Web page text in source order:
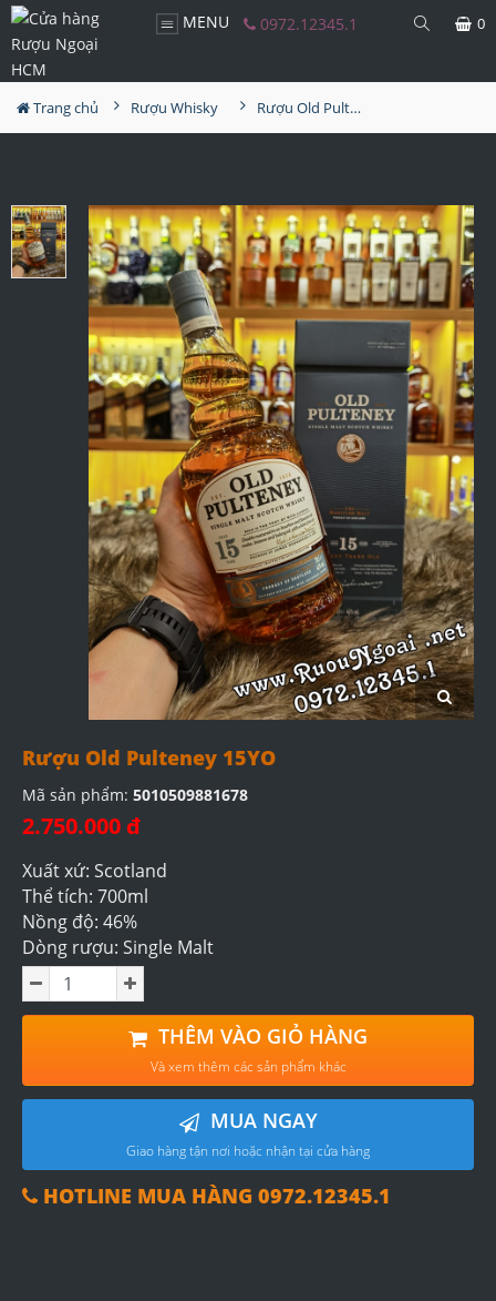
MENU 0972.12345.1 0
Trang chủ Rượu Whisky Rượu Old Pulteney 15YO
Rượu Old Pulteney 15YO
Mã sản phẩm: 5010509881678
2.750.000 đ
Xuất xứ: Scotland
Thể tích: 700ml
Nồng độ: 46%
Dòng rượu: Single Malt
THÊM VÀO GIỎ HÀNG
Và xem thêm các sản phẩm khác
MUA NGAY
Giao hàng tận nơi hoặc nhận tại cửa hàng
HOTLINE MUA HÀNG 0972.12345.1